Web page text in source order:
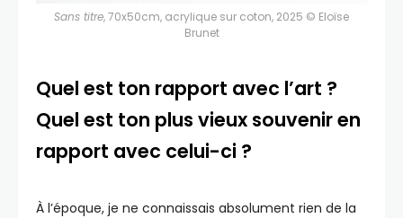
Sans titre, 70x50cm, acrylique sur coton, 2025 © Eloïse
Brunet
Quel est ton rapport avec l’art ?
Quel est ton plus vieux souvenir en
rapport avec celui-ci ?
À l’époque, je ne connaissais absolument rien de la